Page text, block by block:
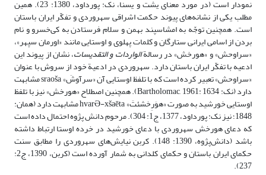
نمودار است (در مورد معنای یشت و یسنا، نک: پورداود، 1380: 23). همین
مطلب یکی از نشانه‌های پیوند حکمت اشراقی سهروردی و تفکّر ایران باستان
است. همچنین توجّه به امشاسپند بهمن و سلام فرستادن به کی‌خسرو و نام
بردن از اسامی ایرانی ستارگان و کلمات پهلوی و اوستایی مانند «اورمان سپهر»،
«سراوحش» و «هورخش» در رسالةالواردات و التقدیسات، نشان از پیوند این
ادعیه با تفکّر ایران باستان دارد. سهروردی در ادعیة خود از سروش با عنوان
«سراوحش» تعبیر کرده است که با تلفظ اوستایی آن «سرآوشَ» sraoša مشابهت
دارد (نک: Bartholomac, 1961: 1634). همچنین اصطلاح «هورخش» نیز با تلفظ
اوستایی خورشید به صورت «هوَرِخشئتَ» hvarƏ-xšaēta مشابهت دارد (همان:
1848؛ نیز نک: پورداود، 1377، ج1: 304). مرحوم دانش پژوه احتمال داده است
که دعای هورخش سهروردی با دعای خورشید در خرده اوستا ارتباط داشته
باشد (دانش‌پژوه، 1390: 148). کربن نیایش‌های سهروردی را مطابق سنت
حکمای ایران باستان و حکمای کلدانی به شمار آورده است (کربن، 1390، ج2:
237).